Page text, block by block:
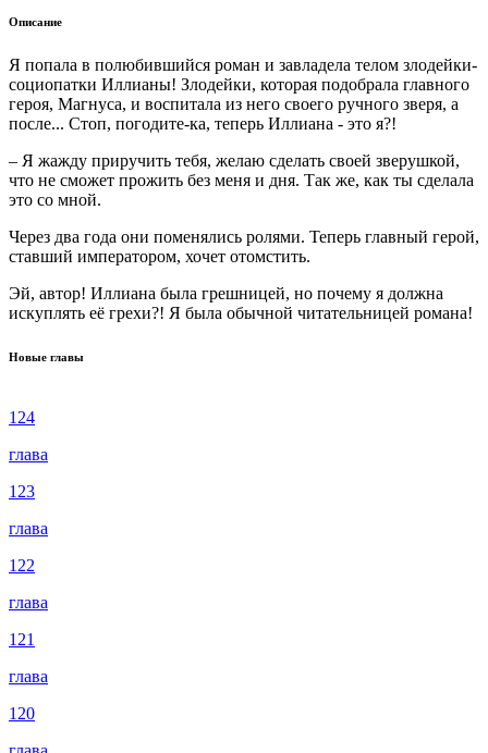
Описание
Я попала в полюбившийся роман и завладела телом злодейки-
социопатки Иллианы! Злодейки, которая подобрала главного
героя, Магнуса, и воспитала из него своего ручного зверя, а
после... Стоп, погодите-ка, теперь Иллиана - это я?!
– Я жажду приручить тебя, желаю сделать своей зверушкой,
что не сможет прожить без меня и дня. Так же, как ты сделала
это со мной.
Через два года они поменялись ролями. Теперь главный герой,
ставший императором, хочет отомстить.
Эй, автор! Иллиана была грешницей, но почему я должна
искуплять её грехи?! Я была обычной читательницей романа!
Новые главы
124
глава
123
глава
122
глава
121
глава
120